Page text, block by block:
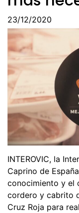
23/12/2020
INTEROVIC, la
Caprino de
conocimiento y el
cordero y cabrito
Cruz Roja para